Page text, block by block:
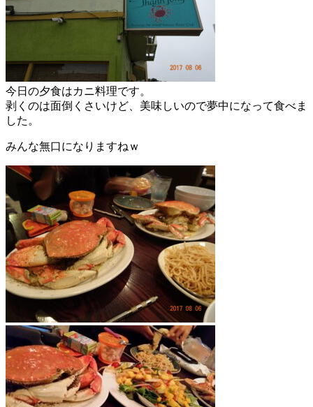
今日の夕食はカニ料理です。
剥くのは面倒くさいけど、美味しいので夢中になって食べま
した。
みんな無口になりますねｗ